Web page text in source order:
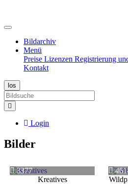
Bildarchiv
Menü
Preise Lizenzen Registrierung
Kontakt
Login
Bilder
3377
Kreatives